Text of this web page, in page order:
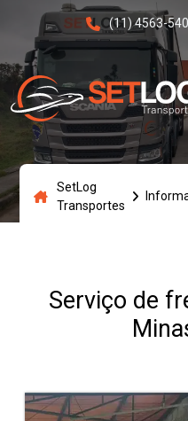
(11) 4563-
SetLog
Transportes
Serviço de